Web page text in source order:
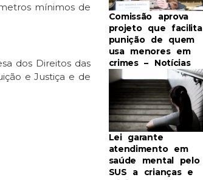
mínimos de
dos Direitos das
e Justiça e de
Comissão aprova
projeto que facilita
punição de quem
usa menores em
crimes – Notícias
Lei garante
atendimento em
saúde mental pelo
SUS a crianças e